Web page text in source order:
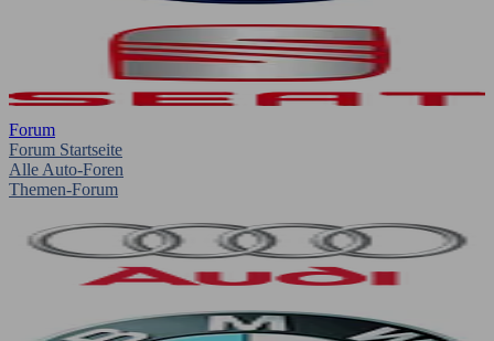
Forum
Forum Startseite
Alle Auto-Foren
Themen-Forum